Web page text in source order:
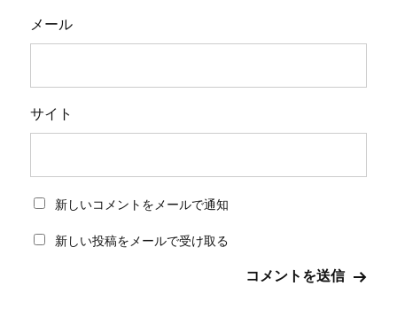
メール
サイト
新しいコメントをメールで通知
新しい投稿をメールで受け取る